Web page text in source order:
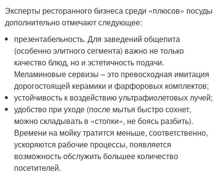
Эксперты ресторанного бизнеса среди «плюсов» посуды
дополнительно отмечают следующее:
презентабельность. Для заведений общепита
(особенно элитного сегмента) важно не только
качество блюд, но и эстетичность подачи.
Меламиновые сервизы – это превосходная имитация
дорогостоящей керамики и фарфоровых комплектов;
устойчивость к воздействию ультрафиолетовых лучей;
удобство при уходе (после мытья быстро сохнет,
можно складывать в «стопки», не боясь разбить).
Времени на мойку тратится меньше, соответственно,
ускоряются рабочие процессы, появляется
возможность обслужить большее количество
посетителей.